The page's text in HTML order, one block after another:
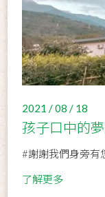
2021 / 08 / 18
孩子口中的
#謝謝我們身旁有
了解更多